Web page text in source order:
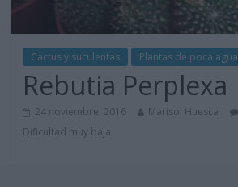
Cactus y suculentas Plantas de poca agua
Rebutia Perplexa
24 noviembre, 2016 Marisol Huesca
Dificultad muy baja